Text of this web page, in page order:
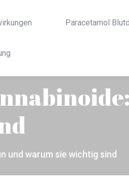
Paracetamol
und warum sie wichtig sind